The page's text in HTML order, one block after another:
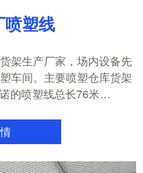
喷塑线
架生产厂家，场内设备先
车间。主要喷塑仓库货架
的喷塑线总长76米…